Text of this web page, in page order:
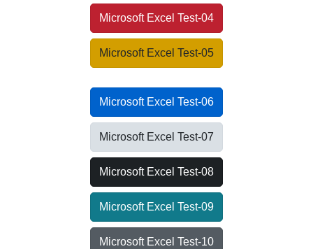
Microsoft Excel Test-04
Microsoft Excel Test-05
Microsoft Excel Test-06
Microsoft Excel Test-07
Microsoft Excel Test-08
Microsoft Excel Test-09
Microsoft Excel Test-10